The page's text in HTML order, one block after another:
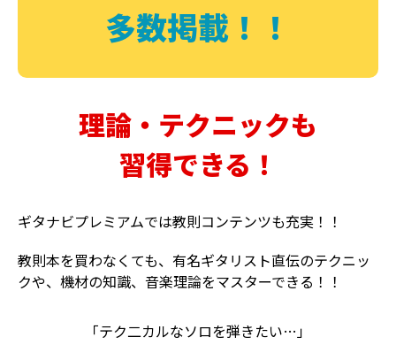
多数掲載！！
理論・テクニックも
習得できる！
ギタナビプレミアムでは教則コンテンツも充実！！
教則本を買わなくても、有名ギタリスト直伝のテクニッ
クや、機材の知識、音楽理論をマスターできる！！
「テク二カルなソロを弾きたい…」